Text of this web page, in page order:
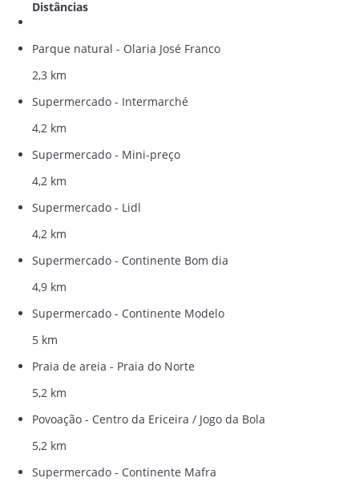
Distâncias
Parque natural - Olaria José Franco
2,3 km
Supermercado - Intermarché
4,2 km
Supermercado - Mini-preço
4,2 km
Supermercado - Lidl
4,2 km
Supermercado - Continente Bom dia
4,9 km
Supermercado - Continente Modelo
5 km
Praia de areia - Praia do Norte
5,2 km
Povoação - Centro da Ericeira / Jogo da Bola
5,2 km
Supermercado - Continente Mafra